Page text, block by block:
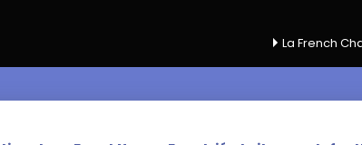
La French Chamber lance sa